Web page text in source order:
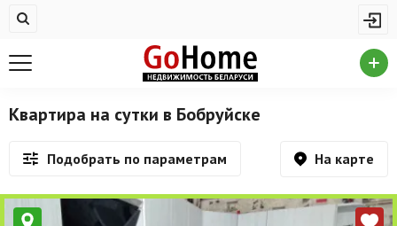
Недвижимость в Бобруйске
На сутки
Новостройки
Квартира на сутки в Бобруйске
Подобрать по параметрам На карте